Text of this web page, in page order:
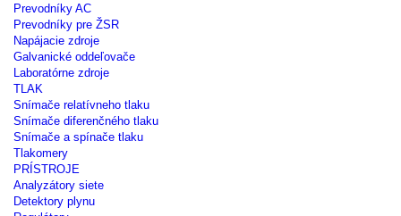
Prevodníky AC
Prevodníky pre ŽSR
Napájacie zdroje
Galvanické oddeľovače
Laboratórne zdroje
TLAK
Snímače relatívneho tlaku
Snímače diferenčného tlaku
Snímače a spínače tlaku
Tlakomery
PRÍSTROJE
Analyzátory siete
Detektory plynu